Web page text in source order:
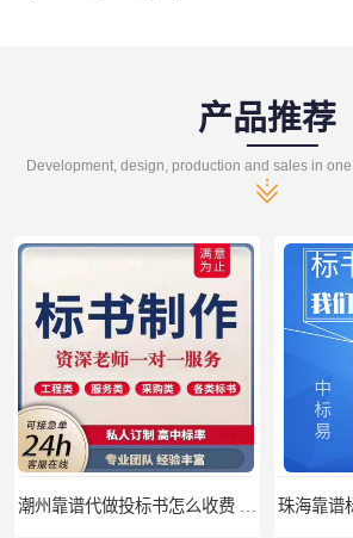
产品推荐